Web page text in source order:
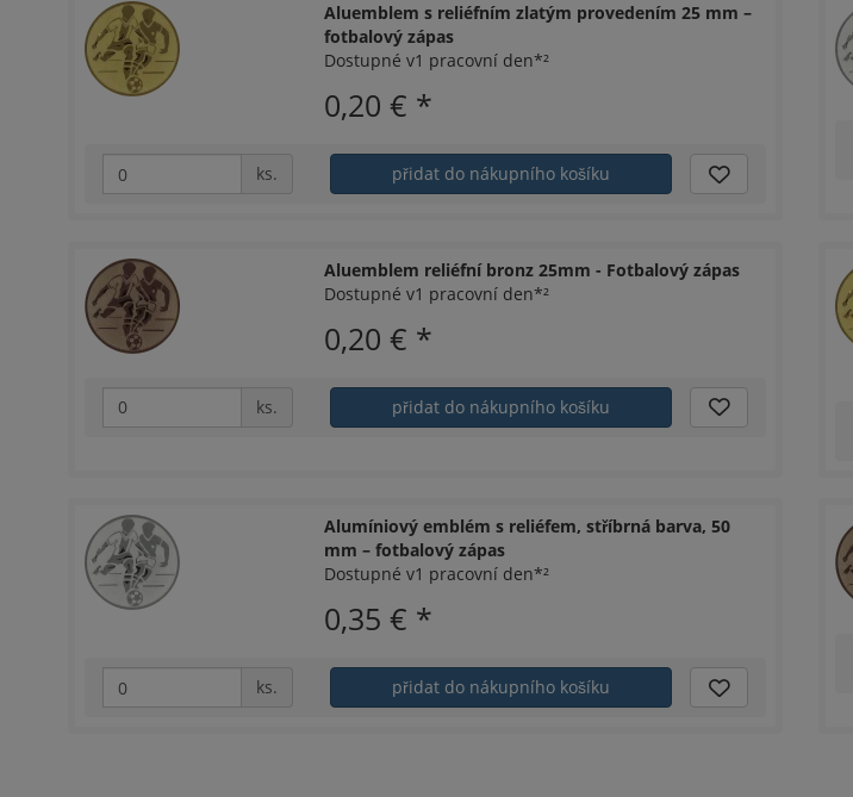
Aluemblem s reliéfním zlatým provedením 25 mm –
fotbalový zápas
Dostupné v1 pracovní den*²
0,20 € *
ks. přidat do nákupního košíku
Aluemblem reliéfní bronz 25mm - Fotbalový zápas
Dostupné v1 pracovní den*²
0,20 € *
ks. přidat do nákupního košíku
Alumíniový emblém s reliéfem, stříbrná barva, 50
mm – fotbalový zápas
Dostupné v1 pracovní den*²
0,35 € *
ks. přidat do nákupního košíku